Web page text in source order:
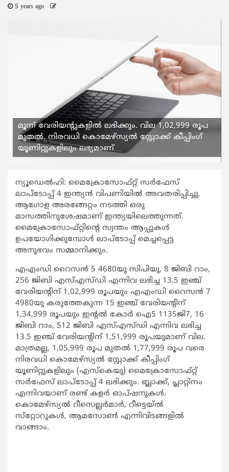
5 years ago
മൂന്ന് വേരിയന്റുകളില്‍ ലഭിക്കും. വില 1,02,999 രൂപ
മുതല്‍. നിരവധി കൊമേഴ്‌സ്യല്‍ സ്റ്റോക്ക് കീപ്പിംഗ്
യൂണിറ്റുകളിലും ലഭ്യമാണ്
ന്യൂഡെല്‍ഹി: മൈക്രോസോഫ്റ്റ് സര്‍ഫേസ്
ലാപ്‌ടോപ്പ് 4 ഇന്ത്യന്‍ വിപണിയില്‍ അവതരിപ്പിച്ചു.
ആഗോള അരങ്ങേറ്റം നടത്തി ഒരു
മാസത്തിനുശേഷമാണ് ഇന്ത്യയിലെത്തുന്നത്.
മൈക്രോസോഫ്റ്റിന്റെ സ്വന്തം ആപ്പുകള്‍
ഉപയോഗിക്കുമ്പോള്‍ ലാപ്‌ടോപ്പ് മെച്ചപ്പെട്ട
അനുഭവം സമ്മാനിക്കും.
എഎംഡി റൈസന്‍ 5 4680യു സിപിയു, 8 ജിബി റാം,
256 ജിബി എസ്എസ്ഡി എന്നിവ ലഭിച്ച 13.5 ഇഞ്ച്
വേരിയന്റിന് 1,02,999 രൂപയും എഎംഡി റൈസന്‍ 7
4980യു കരുത്തേകുന്ന 15 ഇഞ്ച് വേരിയന്റിന്
1,34,999 രൂപയും ഇന്റല്‍ കോര്‍ ഐ5 1135ജി7, 16
ജിബി റാം, 512 ജിബി എസ്എസ്ഡി എന്നിവ ലഭിച്ച
13.5 ഇഞ്ച് വേരിയന്റിന് 1,51,999 രൂപയുമാണ് വില.
മാത്രമല്ല, 1,05,999 രൂപ മുതല്‍ 1,77,999 രൂപ വരെ
നിരവധി കൊമേഴ്‌സ്യല്‍ സ്റ്റോക്ക് കീപ്പിംഗ്
യൂണിറ്റുകളിലും (എസ്‌കെയു) മൈക്രോസോഫ്റ്റ്
സര്‍ഫേസ് ലാപ്‌ടോപ്പ് 4 ലഭിക്കും. ബ്ലാക്ക്, പ്ലാറ്റിനം
എന്നിവയാണ് രണ്ട് കളര്‍ ഓപ്ഷനുകള്‍.
കൊമേഴ്‌സ്യല്‍ റീസെല്ലര്‍മാര്‍, റീട്ടെയ്ല്‍
സ്‌റ്റോറുകള്‍, ആമസോണ്‍ എന്നിവിടങ്ങളില്‍
വാങ്ങാം.